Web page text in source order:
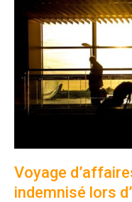
Voyage
indemnisé lors